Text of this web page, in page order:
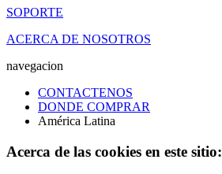
SOPORTE
ACERCA DE NOSOTROS
navegacion
CONTACTENOS
DONDE COMPRAR
América Latina
Acerca de las cookies en este sitio: